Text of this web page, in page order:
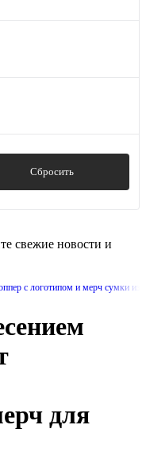
Сбросить
свежие новости и
с логотипом и мерч сумки из
для